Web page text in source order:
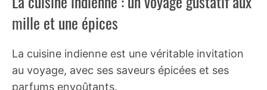
mille et une épices
La cuisine indienne est une véritable invitation
au voyage, avec ses saveurs épicées et ses
parfums envoûtants.